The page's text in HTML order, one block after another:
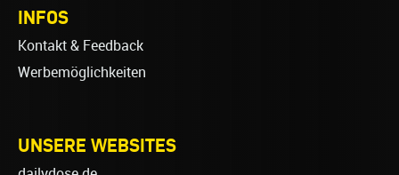
INFOS
Kontakt & Feedback
Werbemöglichkeiten
UNSERE WEBSITES